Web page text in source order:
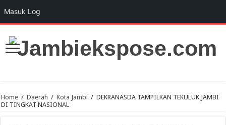
Home / Daerah / Kota Jambi / DEKRANASDA TAMPILKAN TEKULUK JAMBI
DI TINGKAT NASIONAL
Masuk Log